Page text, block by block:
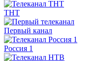
ТНТ
Первый канал
Россия 1